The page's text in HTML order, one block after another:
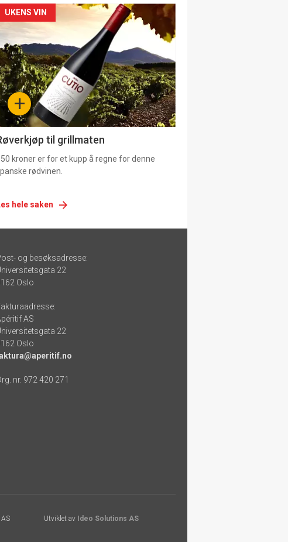
Forsiden
+
UKENS VIN
til grillmaten
kroner er for et kupp å regne for denne
rødvinen.
hele saken
og besøksadresse:
22
Oslo
AS
22
Oslo
nr. 972 420 271
Utviklet av Ideo Solutions AS